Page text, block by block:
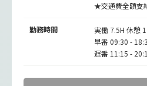
★交通費全額支
勤務時間
実働 7.5H 休憩
早番 09:30 -
遅番 11:15 -